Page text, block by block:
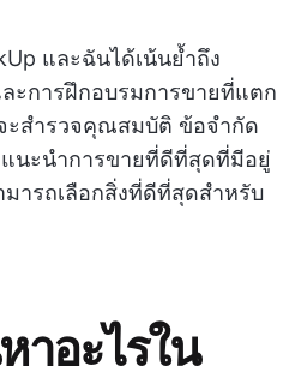
และฉันได้เน้นย้ำถึง
ะการฝึกอบรมการขายที่แตก
จะสำรวจคุณสมบัติ ข้อจำกัด
แนะนำการขายที่ดีที่สุดที่มีอยู่
ารถเลือกสิ่งที่ดีที่สุดสำหรับ
อะไรใน